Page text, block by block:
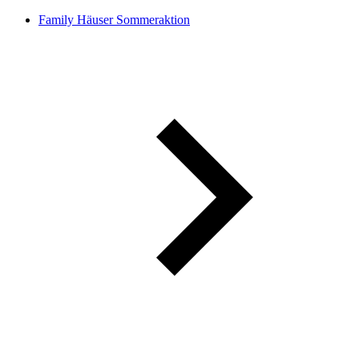
Family Häuser Sommeraktion